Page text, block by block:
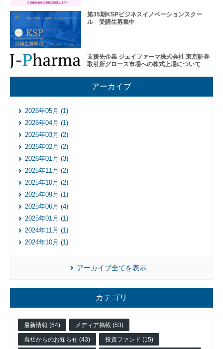
第35期KSPビジネスイノベーションスクー
ル 受講生募集中
支援先企業 ジェイファーマ株式会社 東京証券
取引所グロース市場への株式上場について
アーカイブ
2026年05月 (1)
2026年04月 (1)
2026年03月 (2)
2026年02月 (2)
2026年01月 (3)
2025年11月 (2)
2025年10月 (2)
2025年09月 (1)
2025年06月 (4)
2025年01月 (1)
2024年11月 (1)
2024年10月 (1)
アーカイブ全てを表示
カテゴリ
最新情報 (64) メディア掲載 (53)
当社からのお知らせ (43) 投資ファンド (15)